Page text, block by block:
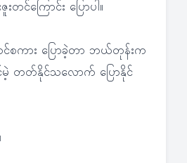
တင်ကြောင်း ပြောပါ။
င်စကား ပြောခဲ့တာ ဘယ်တုန်းက
မဲ့ တတ်နိုင်သလောက် ပြောနိုင်